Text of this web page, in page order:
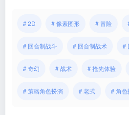
# 2D # 像素图形 # 冒险
# 回合制战斗 # 回合制战术 #
# 奇幻 # 战术 # 抢先体验
# 策略角色扮演 # 老式 # 角